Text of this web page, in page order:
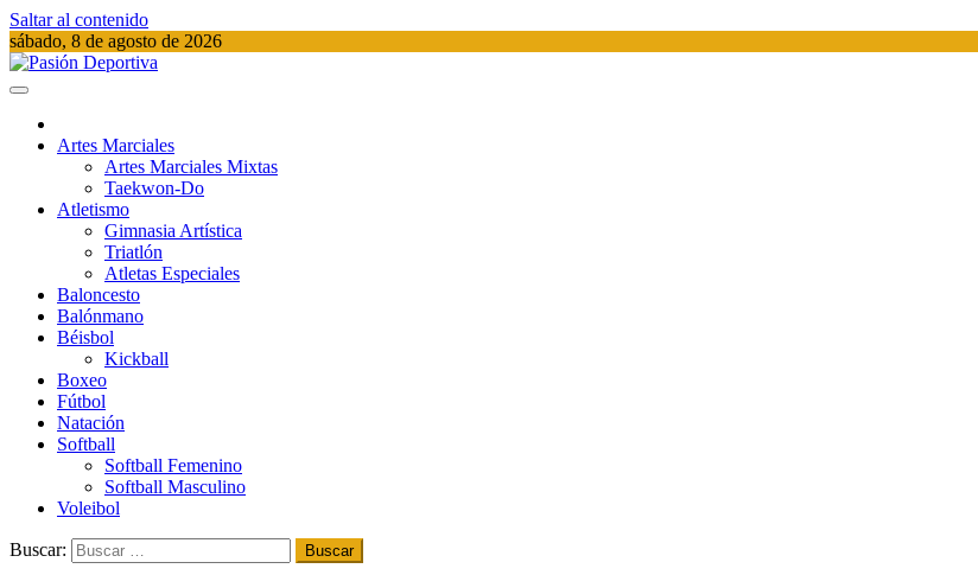
Saltar al contenido
sábado, 8 de agosto de 2026
Artes Marciales
Artes Marciales Mixtas
Taekwon-Do
Atletismo
Gimnasia Artística
Triatlón​
Atletas Especiales
Baloncesto
Balónmano
Béisbol
Kickball​
Boxeo
Fútbol
Natación​
Softball​
Softball​ Femenino
Softball​ Masculino
Voleibol​
Buscar: